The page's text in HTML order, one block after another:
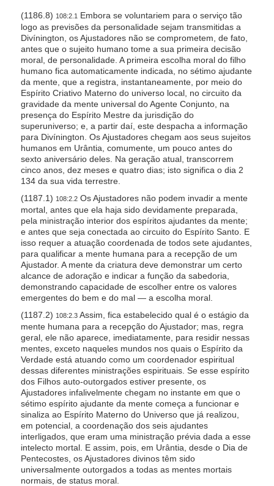
(1186.8) 108:2.1 Embora se voluntariem para o serviço tão
logo as previsões da personalidade sejam transmitidas a
Divínington, os Ajustadores não se comprometem, de fato,
antes que o sujeito humano tome a sua primeira decisão
moral, de personalidade. A primeira escolha moral do filho
humano fica automaticamente indicada, no sétimo ajudante
da mente, que a registra, instantaneamente, por meio do
Espírito Criativo Materno do universo local, no circuito da
gravidade da mente universal do Agente Conjunto, na
presença do Espírito Mestre da jurisdição do
superuniverso; e, a partir daí, este despacha a informação
para Divínington. Os Ajustadores chegam aos seus sujeitos
humanos em Urântia, comumente, um pouco antes do
sexto aniversário deles. Na geração atual, transcorrem
cinco anos, dez meses e quatro dias; isto significa o dia 2
134 da sua vida terrestre.
(1187.1) 108:2.2Os Ajustadores não podem invadir a mente
mortal, antes que ela haja sido devidamente preparada,
pela ministração interior dos espíritos ajudantes da mente;
e antes que seja conectada ao circuito do Espírito Santo. E
isso requer a atuação coordenada de todos sete ajudantes,
para qualificar a mente humana para a recepção de um
Ajustador. A mente da criatura deve demonstrar um certo
alcance de adoração e indicar a função da sabedoria,
demonstrando capacidade de escolher entre os valores
emergentes do bem e do mal — a escolha moral.
(1187.2) 108:2.3Assim, fica estabelecido qual é o estágio da
mente humana para a recepção do Ajustador; mas, regra
geral, ele não aparece, imediatamente, para residir nessas
mentes, exceto naqueles mundos nos quais o Espírito da
Verdade está atuando como um coordenador espiritual
dessas diferentes ministrações espirituais. Se esse espírito
dos Filhos auto-outorgados estiver presente, os
Ajustadores infalivelmente chegam no instante em que o
sétimo espírito ajudante da mente começa a funcionar e
sinaliza ao Espírito Materno do Universo que já realizou,
em potencial, a coordenação dos seis ajudantes
interligados, que eram uma ministração prévia dada a esse
intelecto mortal. E assim, pois, em Urântia, desde o Dia de
Pentecostes, os Ajustadores divinos têm sido
universalmente outorgados a todas as mentes mortais
normais, de status moral.